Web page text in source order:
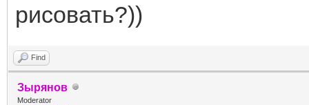
рисовать?))
Find
Зырянов
Moderator